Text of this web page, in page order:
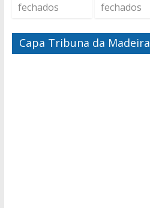
fechados
fechados
Capa Tribuna da Madeira